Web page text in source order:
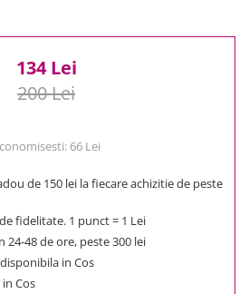
134 Lei
200 Lei
66 Lei
de 150 lei la fiecare achizitie de peste
fidelitate. 1 punct = 1 Lei
24-48 de ore, peste 300 lei
in Cos
Cos